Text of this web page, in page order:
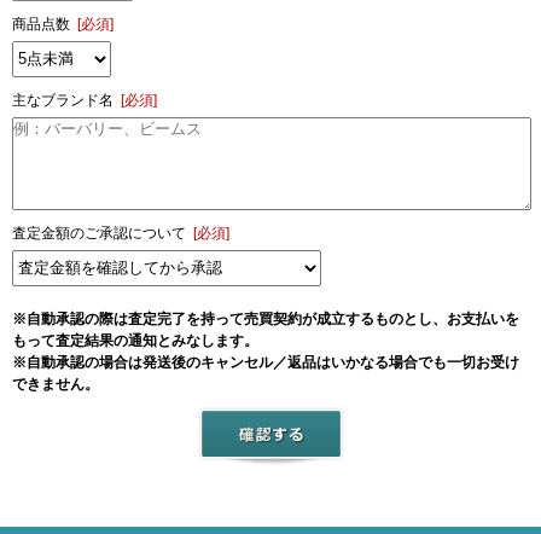
商品点数 [必須]
主なブランド名 [必須]
査定金額のご承認について [必須]
※自動承認の際は査定完了を持って売買契約が成立するものとし、お支払いを
もって査定結果の通知とみなします。
※自動承認の場合は発送後のキャンセル／返品はいかなる場合でも一切お受け
できません。